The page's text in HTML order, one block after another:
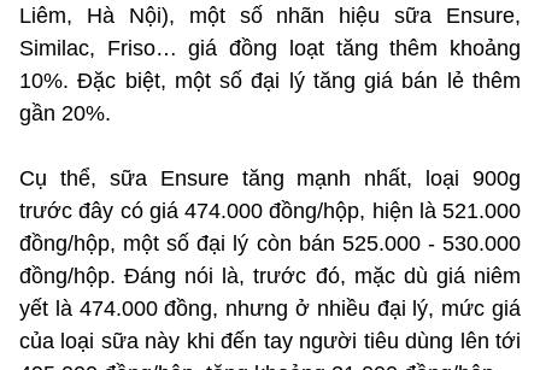
Liêm, Hà Nội), một số nhãn hiệu sữa Ensure,
Similac, Friso… giá đồng loạt tăng thêm khoảng
10%. Đặc biệt, một số đại lý tăng giá bán lẻ thêm
gần 20%.
Cụ thể, sữa Ensure tăng mạnh nhất, loại 900g
trước đây có giá 474.000 đồng/hộp, hiện là 521.000
đồng/hộp, một số đại lý còn bán 525.000 - 530.000
đồng/hộp. Đáng nói là, trước đó, mặc dù giá niêm
yết là 474.000 đồng, nhưng ở nhiều đại lý, mức giá
của loại sữa này khi đến tay người tiêu dùng lên tới